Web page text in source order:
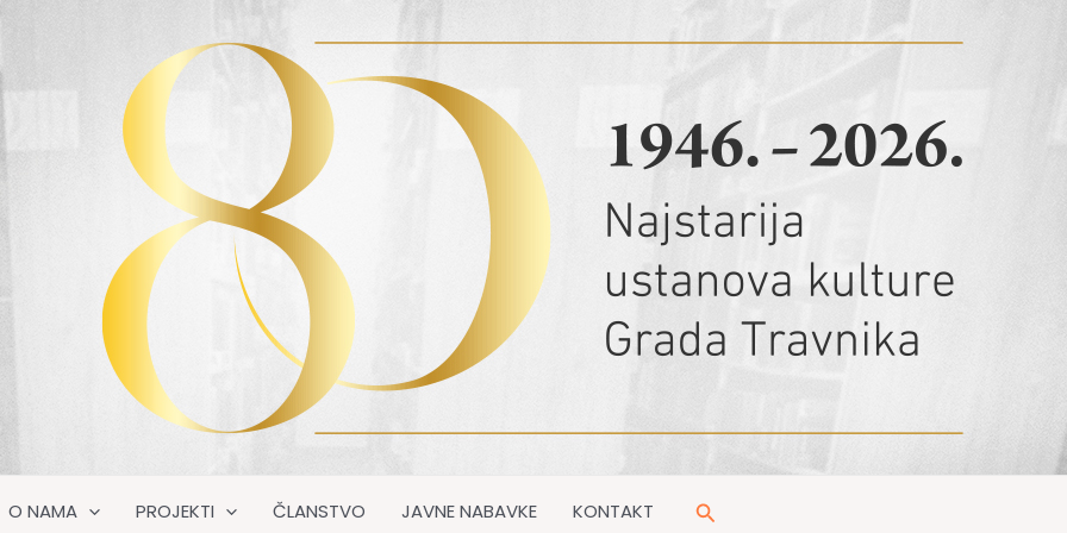
O NAMA PROJEKTI ČLANSTVO JAVNE NABAVKE KONTAKT Pretraga